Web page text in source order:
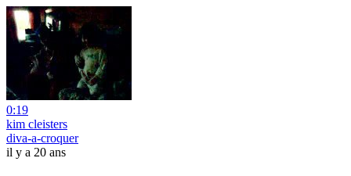
0:19
kim cleisters
diva-a-croquer
il y a 20 ans